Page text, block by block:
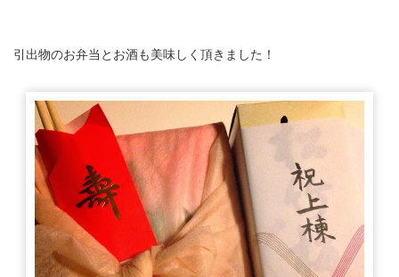
引出物のお弁当とお酒も美味しく頂きました！